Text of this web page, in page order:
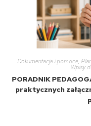
Dokumentacja i pomoce,
Wpisy
PORADNIK
praktycznych